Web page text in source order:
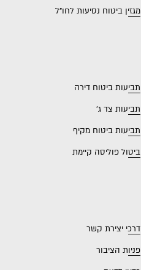
מגזין ביטוח נסיעות לחו"ל
תביעות ביטוח דירה
תביעות צד ג'
תביעות ביטוח מקיף
ביטול פוליסה קיימת
דרכי יצירת קשר
פניות הציבור